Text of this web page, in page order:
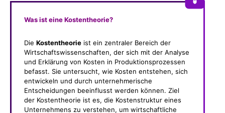
Was ist eine Kostentheorie?
Die Kostentheorie ist ein zentraler Bereich der
Wirtschaftswissenschaften, der sich mit der Analyse
und Erklärung von Kosten in Produktionsprozessen
befasst. Sie untersucht, wie Kosten entstehen, sich
entwickeln und durch unternehmerische
Entscheidungen beeinflusst werden können. Ziel
der Kostentheorie ist es, die Kostenstruktur eines
Unternehmens zu verstehen, um wirtschaftliche